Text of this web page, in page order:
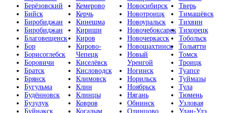
Берёзовский
Бийск
Биробиджан
Биробиджан
Благовещенск
Бор
Борисоглебск
Боровичи
Братск
Брянск
Бугульма
Будённовск
Бузулук
Буйнакск
Кемерово
Керчь
Кинешма
Кириши
Киров
Кирово-
Чепецк
Киселёвск
Кисловодск
Климовск
Клин
Клинцы
Ковров
Когалым
Новосибирск
Новотроицк
Новоуральск
Новочебоксарск
Новочеркасск
Новошахтинск
Новый
Уренгой
Ногинск
Норильск
Ноябрьск
Нягань
Обнинск
Одинцово
Тверь
Тимашёвск
Тихвин
Тихорецк
Тобольск
Тольятти
Томск
Троицк
Туапсе
Туймазы
Тула
Тюмень
Узловая
Улан-Удэ